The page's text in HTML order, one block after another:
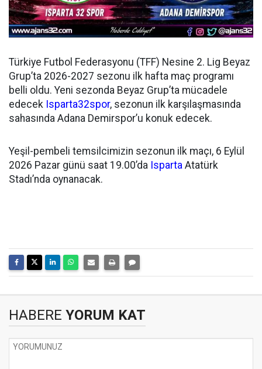
Türkiye Futbol Federasyonu (TFF) Nesine 2. Lig Beyaz
Grup’ta 2026-2027 sezonu ilk hafta maç programı
belli oldu. Yeni sezonda Beyaz Grup’ta mücadele
edecek Isparta32spor, sezonun ilk karşılaşmasında
sahasında Adana Demirspor’u konuk edecek.
Yeşil-pembeli temsilcimizin sezonun ilk maçı, 6 Eylül
2026 Pazar günü saat 19.00’da Isparta Atatürk
Stadı’nda oynanacak.
HABERE YORUM KAT